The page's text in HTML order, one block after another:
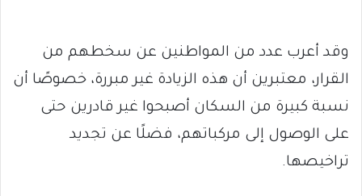
وقد أعرب عدد من المواطنين عن سخطهم من
القرار، معتبرين أن هذه الزيادة غير مبررة، خصوصًا أن
نسبة كبيرة من السكان أصبحوا غير قادرين حتى
على الوصول إلى مركباتهم، فضلًا عن تجديد
تراخيصها.